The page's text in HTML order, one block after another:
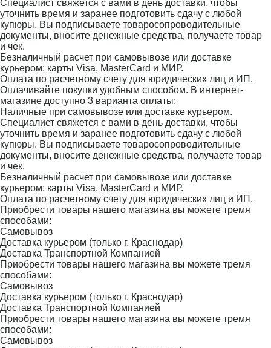
Специалист свяжется с вами в день доставки, чтобы
уточнить время и заранее подготовить сдачу с любой
купюры. Вы подписываете товаросопроводительные
документы, вносите денежные средства, получаете товар
и чек.
Безналичный расчет при самовывозе или доставке
курьером: карты Visa, MasterCard и МИР.
Оплата по расчетному счету для юридических лиц и ИП.
Оплачивайте покупки удобным способом. В интернет-
магазине доступно 3 варианта оплаты:
Наличные при самовывозе или доставке курьером.
Специалист свяжется с вами в день доставки, чтобы
уточнить время и заранее подготовить сдачу с любой
купюры. Вы подписываете товаросопроводительные
документы, вносите денежные средства, получаете товар
и чек.
Безналичный расчет при самовывозе или доставке
курьером: карты Visa, MasterCard и МИР.
Оплата по расчетному счету для юридических лиц и ИП.
Приобрести товары нашего магазина вы можете тремя
способами:
Самовывоз
Доставка курьером (только г. Краснодар)
Доставка Транспортной Компанией
Приобрести товары нашего магазина вы можете тремя
способами:
Самовывоз
Доставка курьером (только г. Краснодар)
Доставка Транспортной Компанией
Приобрести товары нашего магазина вы можете тремя
способами:
Самовывоз